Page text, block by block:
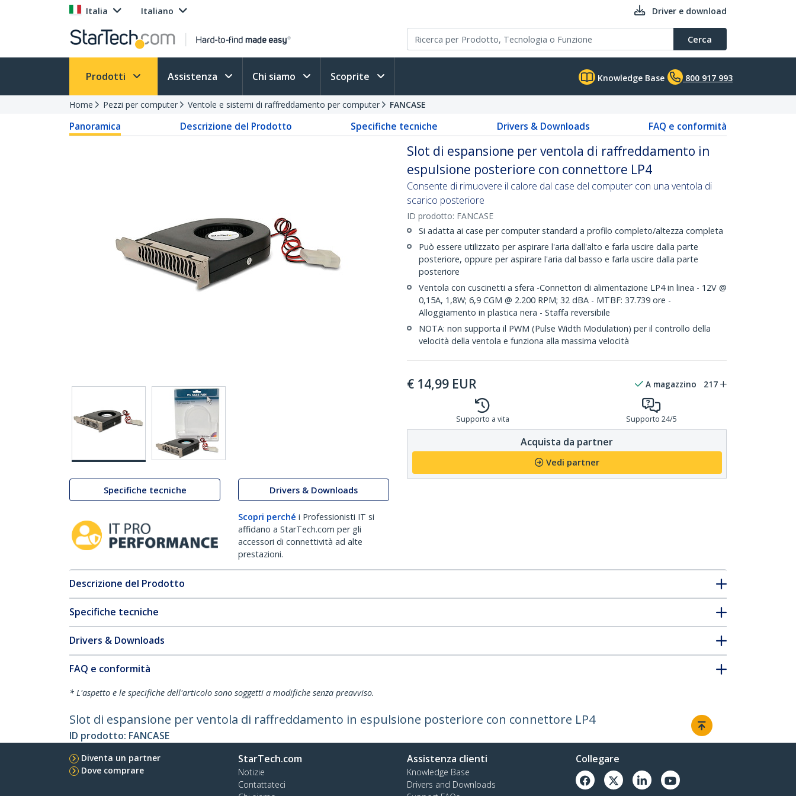
Italia Italiano Driver e download
Cerca
Prodotti Assistenza Chi siamo Scoprite Knowledge Base 800 917 993
Home Pezzi per computer Ventole e sistemi di raffreddamento per computer FANCASE
Panoramica Descrizione del Prodotto Specifiche tecniche Drivers & Downloads FAQ e conformità
Specifiche tecniche Drivers & Downloads
Scopri perché i Professionisti IT si
affidano a StarTech.com per gli
accessori di connettività ad alte
prestazioni.
Slot di espansione per ventola di raffreddamento in
espulsione posteriore con connettore LP4
Consente di rimuovere il calore dal case del computer con una ventola di
scarico posteriore
ID prodotto: FANCASE
Si adatta ai case per computer standard a profilo completo/altezza completa
Può essere utilizzato per aspirare l'aria dall'alto e farla uscire dalla parte
posteriore, oppure per aspirare l'aria dal basso e farla uscire dalla parte
posteriore
Ventola con cuscinetti a sfera -Connettori di alimentazione LP4 in linea - 12V @
0,15A, 1,8W; 6,9 CGM @ 2.200 RPM; 32 dBA - MTBF: 37.739 ore -
Alloggiamento in plastica nera - Staffa reversibile
NOTA: non supporta il PWM (Pulse Width Modulation) per il controllo della
velocità della ventola e funziona alla massima velocità
€ 14,99 EUR A magazzino 217
Supporto a vita Supporto 24/5
Acquista da partner
Vedi partner
Descrizione del Prodotto
Specifiche tecniche
Drivers & Downloads
FAQ e conformità
* L'aspetto e le specifiche dell'articolo sono soggetti a modifiche senza preavviso.
Slot di espansione per ventola di raffreddamento in espulsione posteriore con connettore LP4
ID prodotto: FANCASE
Diventa un partner
Dove comprare
StarTech.com
Notizie
Contattateci
Assistenza clienti
Knowledge Base
Drivers and Downloads
Collegare